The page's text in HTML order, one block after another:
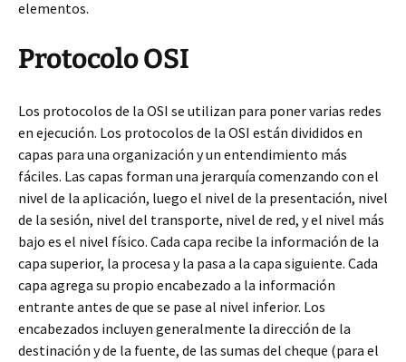
elementos.
Protocolo OSI
Los protocolos de la OSI se utilizan para poner varias redes
en ejecución. Los protocolos de la OSI están divididos en
capas para una organización y un entendimiento más
fáciles. Las capas forman una jerarquía comenzando con el
nivel de la aplicación, luego el nivel de la presentación, nivel
de la sesión, nivel del transporte, nivel de red, y el nivel más
bajo es el nivel físico. Cada capa recibe la información de la
capa superior, la procesa y la pasa a la capa siguiente. Cada
capa agrega su propio encabezado a la información
entrante antes de que se pase al nivel inferior. Los
encabezados incluyen generalmente la dirección de la
destinación y de la fuente, de las sumas del cheque (para el